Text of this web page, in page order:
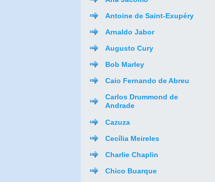
Antoine de Saint-Exupéry
Arnaldo Jabor
Augusto Cury
Bob Marley
Caio Fernando de Abreu
Carlos Drummond de
Andrade
Cazuza
Cecília Meireles
Charlie Chaplin
Chico Buarque